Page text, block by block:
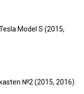
№2 (2015, 2016)